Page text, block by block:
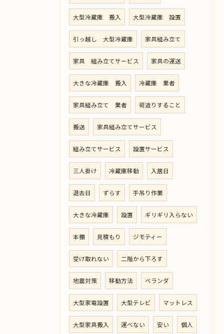
大型冷蔵庫 搬入 大型冷蔵庫 設置
引っ越し 大型冷蔵庫 家具組み立て
家具 組み立てサービス 家具の運送
大きな冷蔵庫 搬入 冷蔵庫 業者
家具組み立て 業者 荷造りすること
搬送 家具組み立てサービス
組み立てサービス 設置サービス
三人掛け 冷蔵庫移動 入居日
退去日 ずらす 手吊り作業
大きな冷蔵庫 設置 ギリギリ入らない
本棚 見積もり ジモティー
受け取れない 二階から下ろす
地震対策 移動方法 ベランダ
大型家電設置 大型テレビ マットレス
大型家具搬入 運べない 安い 個人